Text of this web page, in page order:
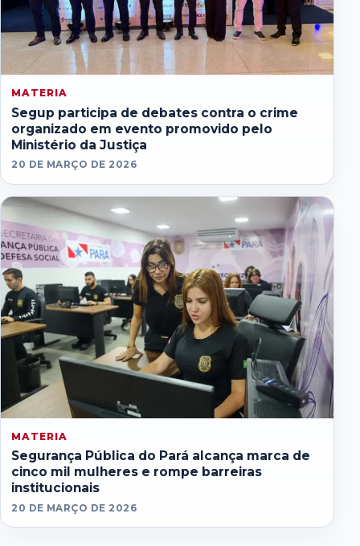
MATERIA
Segup participa de debates contra o crime
organizado em evento promovido pelo
Ministério da Justiça
20 DE MARÇO DE 2026
MATERIA
Segurança Pública do Pará alcança marca de
cinco mil mulheres e rompe barreiras
institucionais
20 DE MARÇO DE 2026